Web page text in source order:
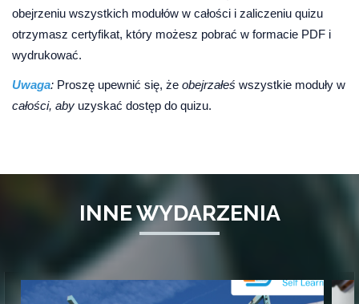
obejrzeniu wszystkich modułów w całości i zaliczeniu quizu
otrzymasz certyfikat, który możesz pobrać w formacie PDF i
wydrukować.
Uwaga: Proszę upewnić się, że obejrzałeś wszystkie moduły w
całości, aby uzyskać dostęp do quizu.
INNE WYDARZENIA